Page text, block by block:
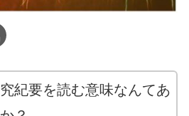
紀要を読む意味なんてあ